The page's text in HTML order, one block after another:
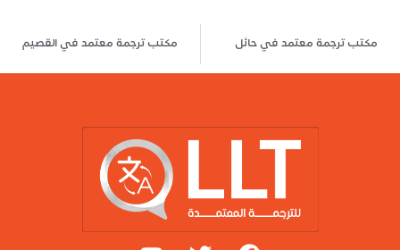
مكتب ترجمة معتمد في حائل مكتب ترجمة معتمد في القصيم